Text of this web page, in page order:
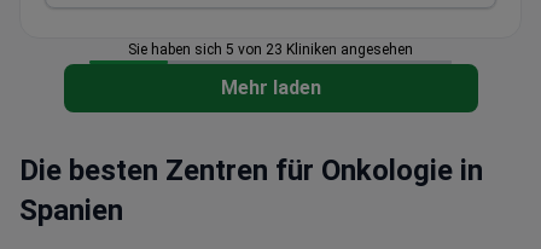
Sie haben sich 5 von 23 Kliniken angesehen
Mehr laden
Die besten Zentren für Onkologie in
Spanien